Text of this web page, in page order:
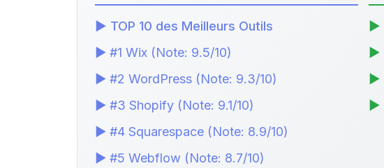
▶ TOP 10 des Meilleurs Outils
▶ #1 Wix (Note: 9.5/10)
▶ #2 WordPress (Note: 9.3/10)
▶ #3 Shopify (Note: 9.1/10)
▶ #4 Squarespace (Note: 8.9/10)
▶ #5 Webflow (Note: 8.7/10)
▶
▶
▶
▶